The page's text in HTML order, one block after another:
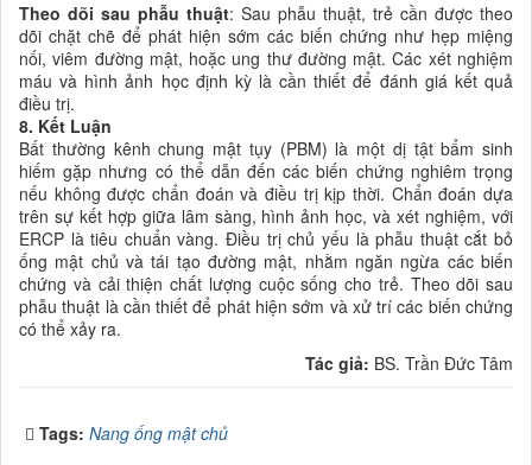
Theo dõi sau phẫu thuật: Sau phẫu thuật, trẻ cần được theo
dõi chặt chẽ để phát hiện sớm các biến chứng như hẹp miệng
nối, viêm đường mật, hoặc ung thư đường mật. Các xét nghiệm
máu và hình ảnh học định kỳ là cần thiết để đánh giá kết quả
điều trị.
8. Kết Luận
Bất thường kênh chung mật tụy (PBM) là một dị tật bẩm sinh
hiếm gặp nhưng có thể dẫn đến các biến chứng nghiêm trọng
nếu không được chẩn đoán và điều trị kịp thời. Chẩn đoán dựa
trên sự kết hợp giữa lâm sàng, hình ảnh học, và xét nghiệm, với
ERCP là tiêu chuẩn vàng. Điều trị chủ yếu là phẫu thuật cắt bỏ
ống mật chủ và tái tạo đường mật, nhằm ngăn ngừa các biến
chứng và cải thiện chất lượng cuộc sống cho trẻ. Theo dõi sau
phẫu thuật là cần thiết để phát hiện sớm và xử trí các biến chứng
có thể xảy ra.
Tác giả: BS. Trần Đức Tâm
Tags: Nang ống mật chủ